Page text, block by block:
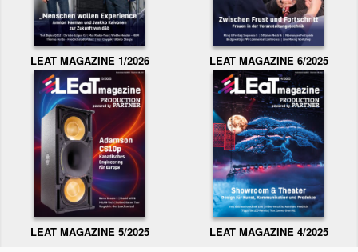
LEAT MAGAZINE 1/2026 LEAT MAGAZINE 6/2025
LEAT MAGAZINE 5/2025 LEAT MAGAZINE 4/2025